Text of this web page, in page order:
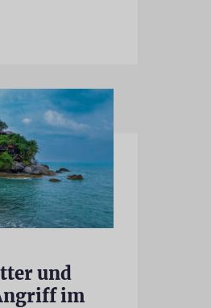
und
im